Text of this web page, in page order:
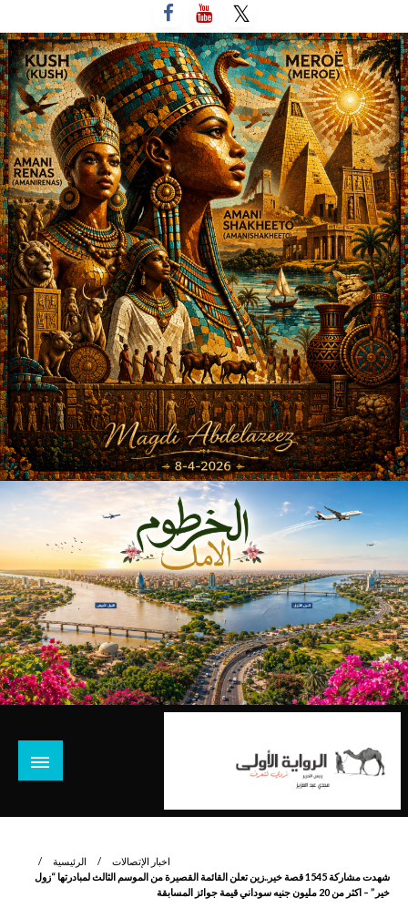
إلى
المحتوى
نروي لتعرف
الرئيسية
اخبار الإتصالات
شهدت مشاركة 1545 قصة خير..زين تعلن القائمة القصيرة من الموسم الثالث لمبادرتها “زول
خير” – اكثر من 20 مليون جنيه سوداني قيمة جوائز المسابقة